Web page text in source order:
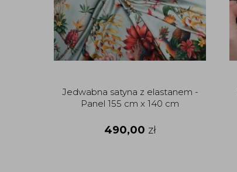
Jedwabna satyna z elastanem -
Panel 155 cm x 140 cm
490,00 zł